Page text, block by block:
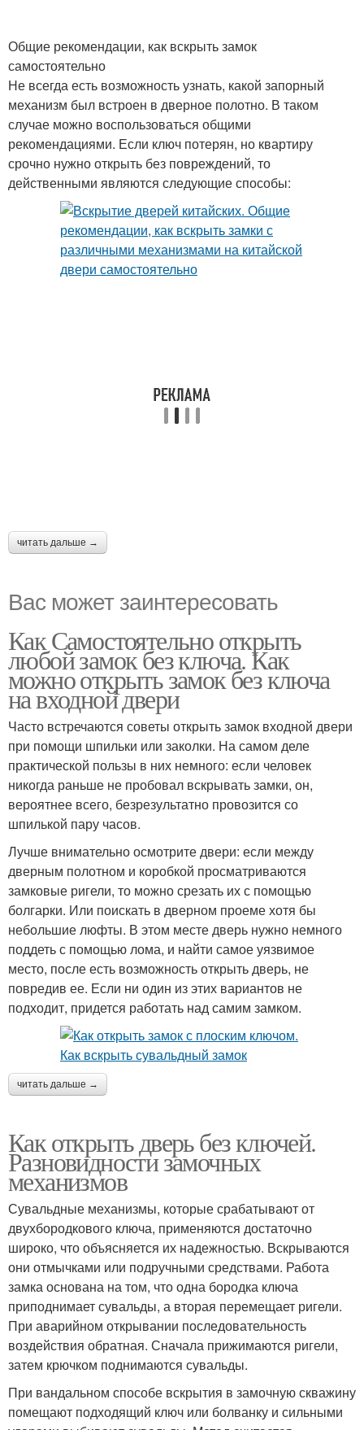
Общие рекомендации, как вскрыть замок
самостоятельно
Не всегда есть возможность узнать, какой запорный
механизм был встроен в дверное полотно. В таком
случае можно воспользоваться общими
рекомендациями. Если ключ потерян, но квартиру
срочно нужно открыть без повреждений, то
действенными являются следующие способы:
читать дальше →
Вас может заинтересовать
Как Самостоятельно открыть
любой замок без ключа. Как
можно открыть замок без ключа
на входной двери
Часто встречаются советы открыть замок входной двери
при помощи шпильки или заколки. На самом деле
практической пользы в них немного: если человек
никогда раньше не пробовал вскрывать замки, он,
вероятнее всего, безрезультатно провозится со
шпилькой пару часов.
Лучше внимательно осмотрите двери: если между
дверным полотном и коробкой просматриваются
замковые ригели, то можно срезать их с помощью
болгарки. Или поискать в дверном проеме хотя бы
небольшие люфты. В этом месте дверь нужно немного
поддеть с помощью лома, и найти самое уязвимое
место, после есть возможность открыть дверь, не
повредив ее. Если ни один из этих вариантов не
подходит, придется работать над самим замком.
читать дальше →
Как открыть дверь без ключей.
Разновидности замочных
механизмов
Сувальдные механизмы, которые срабатывают от
двухбородкового ключа, применяются достаточно
широко, что объясняется их надежностью. Вскрываются
они отмычками или подручными средствами. Работа
замка основана на том, что одна бородка ключа
приподнимает сувальды, а вторая перемещает ригели.
При аварийном открывании последовательность
воздействия обратная. Сначала прижимаются ригели,
затем крючком поднимаются сувальды.
При вандальном способе вскрытия в замочную скважину
помещают подходящий ключ или болванку и сильными